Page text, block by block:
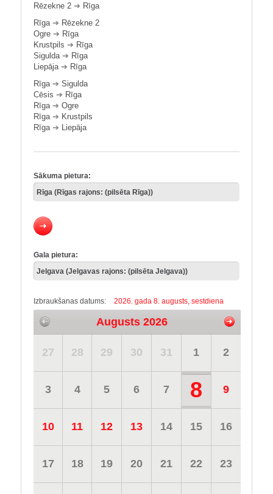
Rēzekne 2 ➔ Rīga
Rīga➔ Rēzekne 2
Ogre ➔ Rīga
Krustpils ➔ Rīga
Sigulda➔ Rīga
Liepāja➔ Rīga
Rīga➔ Sigulda
Cēsis ➔ Rīga
Rīga➔ Ogre
Rīga➔ Krustpils
Rīga➔ Liepāja
Sākuma pietura:
Gala pietura:
Izbraukšanas datums: 2026. gada 8. augusts, sestdiena
Augusts 2026
27 28 29 30 31 1 2
3 4 5 6 7 8 9
10 11 12 13 14 15 16
17 18 19 20 21 22 23